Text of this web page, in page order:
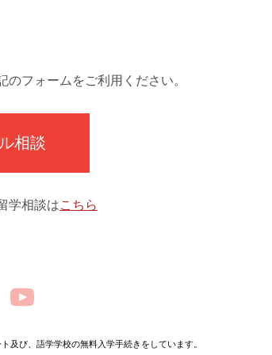
フォームをご利用ください。
相談
学相談はこちら
及び、語学学校の無料入学手続きをしています。